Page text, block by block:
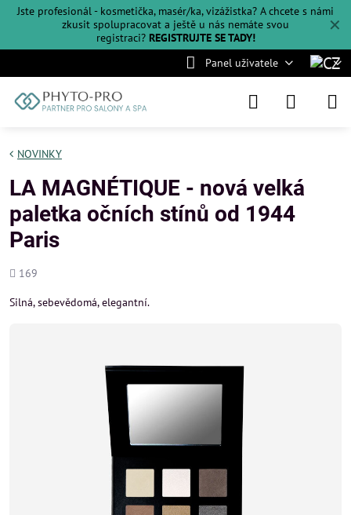
✕
Jste profesionál - kosmetička, masér/ka, vizážistka? A chcete s námi
zkusit spolupracovat a ještě u nás nemáte svou
registraci? REGISTRUJTE SE TADY!
Panel uživatele
NOVINKY
LA MAGNÉTIQUE - nová velká
paletka očních stínů od 1944
Paris
Počet
169
Silná, sebevědomá, elegantní.